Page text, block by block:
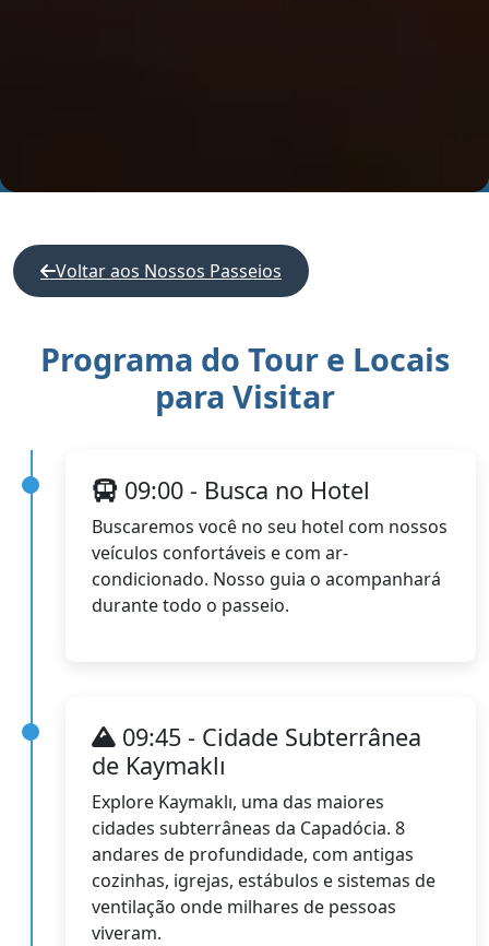
Voltar aos Nossos Passeios
Programa do Tour e Locais
para Visitar
09:00 - Busca no Hotel
Buscaremos você no seu hotel com nossos
veículos confortáveis e com ar-
condicionado. Nosso guia o acompanhará
durante todo o passeio.
09:45 - Cidade Subterrânea
de Kaymaklı
Explore Kaymaklı, uma das maiores
cidades subterrâneas da Capadócia. 8
andares de profundidade, com antigas
cozinhas, igrejas, estábulos e sistemas de
ventilação onde milhares de pessoas
viveram.